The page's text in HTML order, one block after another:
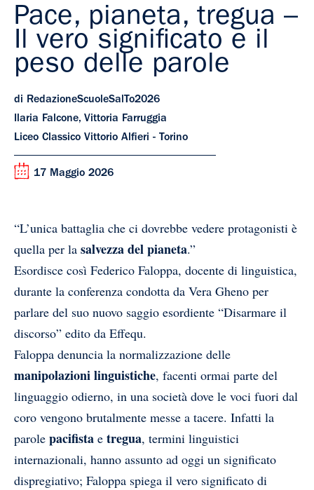
Pace, pianeta, tregua –
Il vero significato e il
peso delle parole
di RedazioneScuoleSalTo2026
Ilaria Falcone, Vittoria Farruggia
Liceo Classico Vittorio Alfieri - Torino
17 Maggio 2026
“L’unica battaglia che ci dovrebbe vedere protagonisti è
quella per la salvezza del pianeta.”
Esordisce così Federico Faloppa, docente di linguistica,
durante la conferenza condotta da Vera Gheno per
parlare del suo nuovo saggio esordiente “Disarmare il
discorso” edito da Effequ.
Faloppa denuncia la normalizzazione delle
manipolazioni linguistiche, facenti ormai parte del
linguaggio odierno, in una società dove le voci fuori dal
coro vengono brutalmente messe a tacere. Infatti la
parole pacifista e tregua, termini linguistici
internazionali, hanno assunto ad oggi un significato
dispregiativo; Faloppa spiega il vero significato di